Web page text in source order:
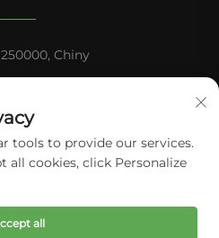
Chiny
Wszelkie prawa zastrzeżone.
prywatności
tools to provide our services.
all cookies, click Personalize
all